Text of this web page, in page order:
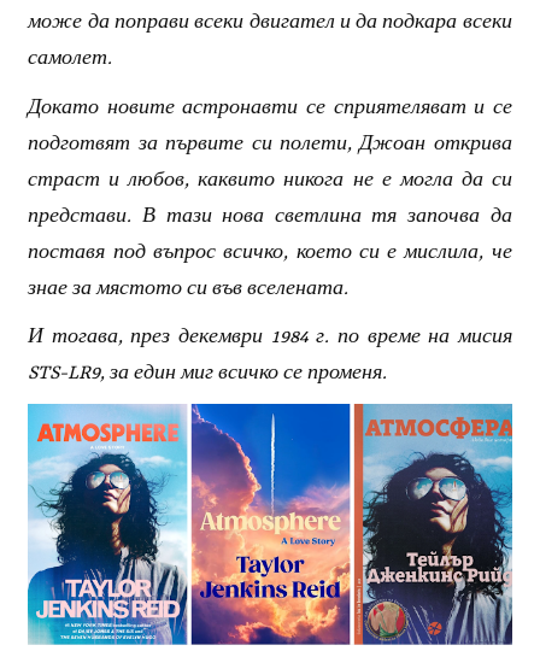
може да поправи всеки двигател и да подкара всеки
самолет.
Докато новите астронавти се сприятеляват и се
подготвят за първите си полети, Джоан открива
страст и любов, каквито никога не е могла да си
представи. В тази нова светлина тя започва да
поставя под въпрос всичко, което си е мислила, че
знае за мястото си във вселената.
И тогава, през декември 1984 г. по време на мисия
STS-LR9, за един миг всичко се променя.